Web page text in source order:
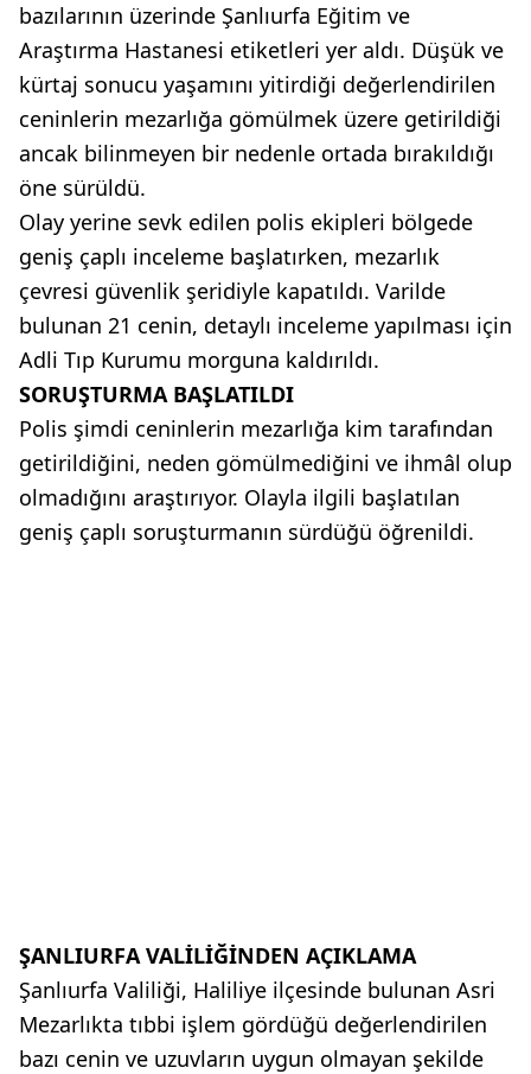
bazılarının üzerinde Şanlıurfa Eğitim ve
Araştırma Hastanesi etiketleri yer aldı. Düşük ve
kürtaj sonucu yaşamını yitirdiği değerlendirilen
ceninlerin mezarlığa gömülmek üzere getirildiği
ancak bilinmeyen bir nedenle ortada bırakıldığı
öne sürüldü.
Olay yerine sevk edilen polis ekipleri bölgede
geniş çaplı inceleme başlatırken, mezarlık
çevresi güvenlik şeridiyle kapatıldı. Varilde
bulunan 21 cenin, detaylı inceleme yapılması için
Adli Tıp Kurumu morguna kaldırıldı.
SORUŞTURMA BAŞLATILDI
Polis şimdi ceninlerin mezarlığa kim tarafından
getirildiğini, neden gömülmediğini ve ihmâl olup
olmadığını araştırıyor. Olayla ilgili başlatılan
geniş çaplı soruşturmanın sürdüğü öğrenildi.
ŞANLIURFA VALİLİĞİNDEN AÇIKLAMA
Şanlıurfa Valiliği, Haliliye ilçesinde bulunan Asri
Mezarlıkta tıbbi işlem gördüğü değerlendirilen
bazı cenin ve uzuvların uygun olmayan şekilde